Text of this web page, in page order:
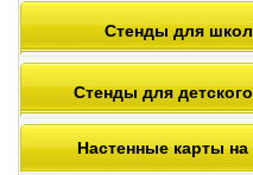
Стенды для
Стенды для
Настенные карты на